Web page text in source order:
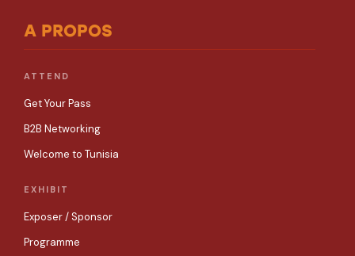
A PROPOS
ATTEND
Get Your Pass
B2B Networking
Welcome to Tunisia
EXHIBIT
Exposer / Sponsor
Programme